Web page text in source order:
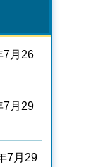
7月26
7月29
7月29